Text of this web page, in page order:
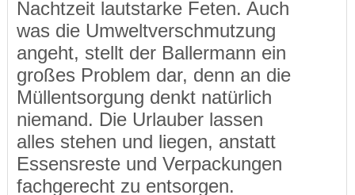
Nachtzeit lautstarke Feten. Auch
was die Umweltverschmutzung
angeht, stellt der Ballermann ein
großes Problem dar, denn an die
Müllentsorgung denkt natürlich
niemand. Die Urlauber lassen
alles stehen und liegen, anstatt
Essensreste und Verpackungen
fachgerecht zu entsorgen.